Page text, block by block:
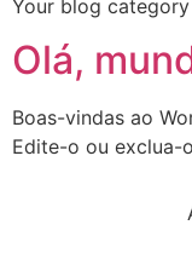
Your blog category
Olá,
Boas-vindas ao
Edite-o ou exclua-